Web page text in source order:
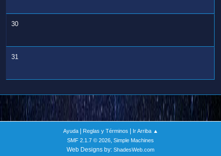
30
31
Ayuda| Reglas y Términos
Ir Arriba ▲
SMF 2.1.7 © 2026, Simple Machines
Web Designs by: ShadesWeb.com